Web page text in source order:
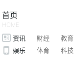
首页
HOME
资讯 财经 教育
娱乐
体育 科技